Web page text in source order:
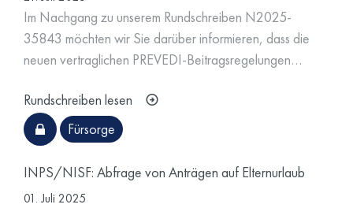
Im Nachgang zu unserem Rundschreiben N2025-
35843 möchten wir Sie darüber informieren, dass die
neuen vertraglichen PREVEDI-Beitragsregelungen…
Rundschreiben lesen
Fürsorge
INPS/NISF: Abfrage von Anträgen auf Elternurlaub
01. Juli 2025